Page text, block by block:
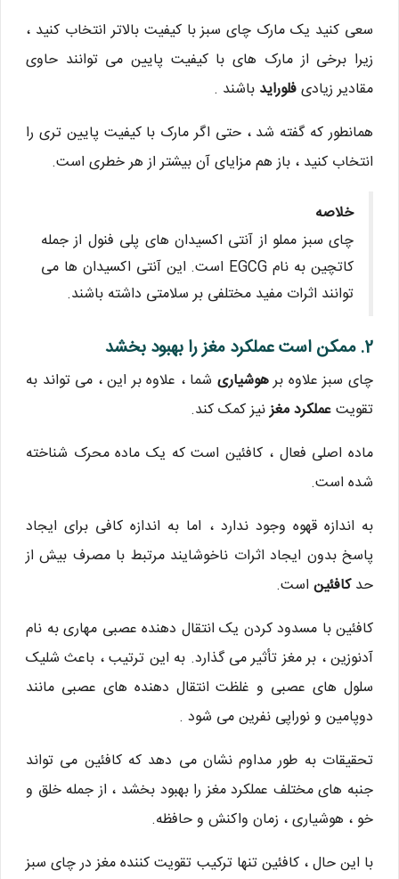
سعی کنید یک مارک چای سبز با کیفیت بالاتر انتخاب کنید ،
زیرا برخی از مارک های با کیفیت پایین می توانند حاوی
مقادیر زیادیفلوراید باشند .
همانطور که گفته شد ، حتی اگر مارک با کیفیت پایین تری را
انتخاب کنید ، باز هم مزایای آن بیشتر از هر خطری است.
خلاصه
چای سبز مملو از آنتی اکسیدان های پلی فنول از جمله
کاتچین به نام EGCG است. این آنتی اکسیدان ها می
توانند اثرات مفید مختلفی بر سلامتی داشته باشند.
2. ممکن است عملکرد مغز را بهبود بخشد
چای سبز علاوه برهوشیاری شما ، علاوه بر این ، می تواند به
تقویتعملکرد مغزنیز کمک کند.
ماده اصلی فعال ، کافئین است که یک ماده محرک شناخته
شده است.
به اندازه قهوه وجود ندارد ، اما به اندازه کافی برای ایجاد
پاسخ بدون ایجاد اثرات ناخوشایند مرتبط با مصرف بیش از
حدکافئین است.
کافئین با مسدود کردن یک انتقال دهنده عصبی مهاری به نام
آدنوزین ، بر مغز تأثیر می گذارد. به این ترتیب ، باعث شلیک
سلول های عصبی و غلظت انتقال دهنده های عصبی مانند
دوپامین و نوراپی نفرین می شود .
تحقیقات به طور مداوم نشان می دهد که کافئین می تواند
جنبه های مختلف عملکرد مغز را بهبود بخشد ، از جمله خلق و
خو ، هوشیاری ، زمان واکنش و حافظه.
با این حال ، کافئین تنها ترکیب تقویت کننده مغز در چای سبز